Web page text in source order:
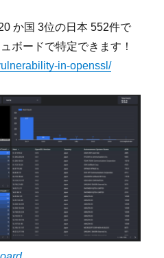
か国 3位の日本 552件で
ボードで特定できます！
in-openssl/